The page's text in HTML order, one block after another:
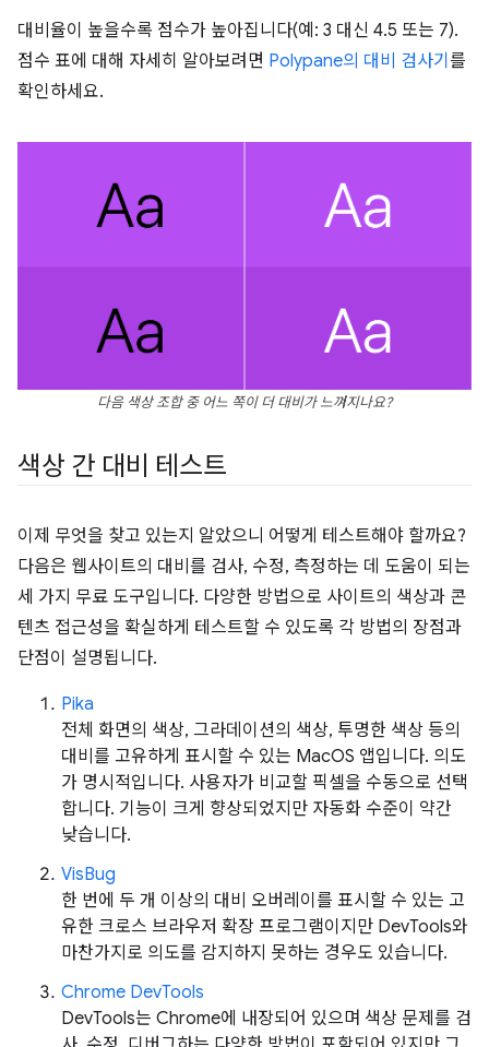
대비율이 높을수록 점수가 높아집니다(예: 3 대신 4.5 또는 7).
점수 표에 대해 자세히 알아보려면 Polypane의 대비 검사기 를
확인하세요.
다음 색상 조합 중 어느 쪽이 더 대비가 느껴지나요?
색상 간 대비 테스트
이제 무엇을 찾고 있는지 알았으니 어떻게 테스트해야 할까요?
다음은 웹사이트의 대비를 검사, 수정, 측정하는 데 도움이 되는
세 가지 무료 도구입니다. 다양한 방법으로 사이트의 색상과 콘
텐츠 접근성을 확실하게 테스트할 수 있도록 각 방법의 장점과
단점이 설명됩니다.
Pika
전체 화면의 색상, 그라데이션의 색상, 투명한 색상 등의
대비를 고유하게 표시할 수 있는 MacOS 앱입니다. 의도
가 명시적입니다. 사용자가 비교할 픽셀을 수동으로 선택
합니다. 기능이 크게 향상되었지만 자동화 수준이 약간
낮습니다.
VisBug
한 번에 두 개 이상의 대비 오버레이를 표시할 수 있는 고
유한 크로스 브라우저 확장 프로그램이지만 DevTools와
마찬가지로 의도를 감지하지 못하는 경우도 있습니다.
Chrome DevTools
DevTools는 Chrome에 내장되어 있으며 색상 문제를 검